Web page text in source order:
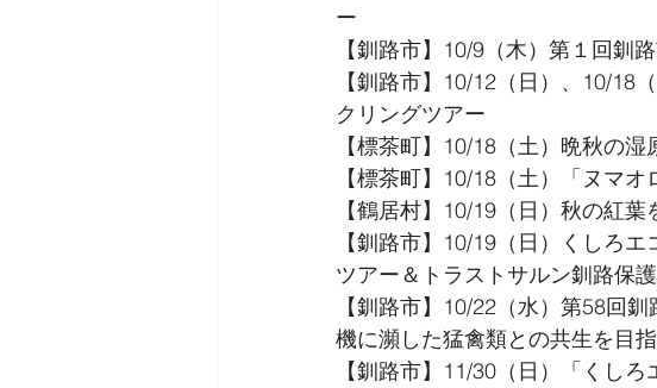
ー
【釧路市】10/9（木）第１回釧
【釧路市】10/12（日）、10/18
クリングツアー
【標茶町】10/18（土）晩秋の湿
【標茶町】10/18（土）「ヌマ
【鶴居村】10/19（日）秋の紅葉
【釧路市】10/19（日）くしろ
ツアー＆トラストサルン釧路保
【釧路市】10/22（水）第58回
機に瀕した猛禽類との共生を目指
【釧路市】11/30（日）「くし